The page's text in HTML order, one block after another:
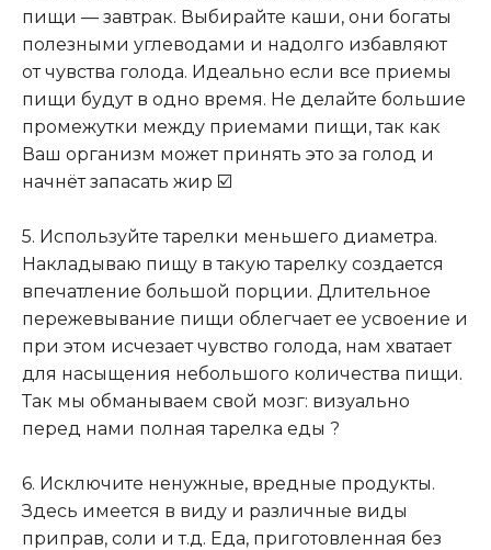
пищи — завтрак. Выбирайте каши, они богаты
полезными углеводами и надолго избавляют
от чувства голода. Идеально если все приемы
пищи будут в одно время. Не делайте большие
промежутки между приемами пищи, так как
Ваш организм может принять это за голод и
начнёт запасать жир ☑️
5. Используйте тарелки меньшего диаметра.
Накладываю пищу в такую тарелку создается
впечатление большой порции. Длительное
пережевывание пищи облегчает ее усвоение и
при этом исчезает чувство голода, нам хватает
для насыщения небольшого количества пищи.
Так мы обманываем свой мозг: визуально
перед нами полная тарелка еды ?
6. Исключите ненужные, вредные продукты.
Здесь имеется в виду и различные виды
приправ, соли и т.д. Еда, приготовленная без